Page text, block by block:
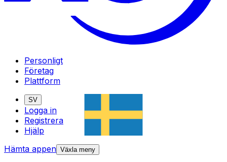
Personligt
Företag
Plattform
SV
Logga in
Registrera
Hjälp
Hämta appen Växla meny